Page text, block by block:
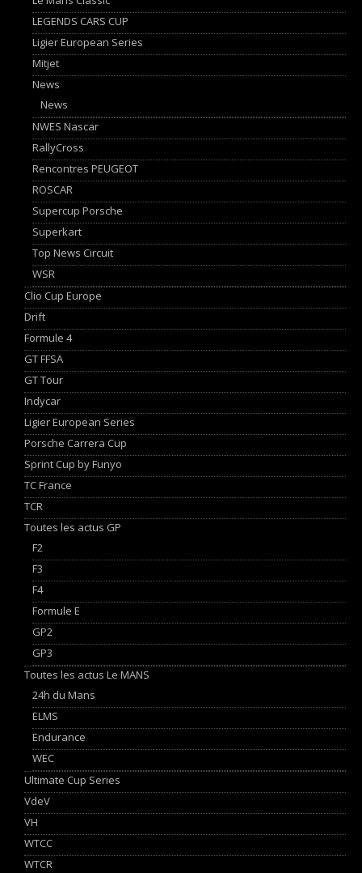
LEGENDS CARS CUP
Ligier European Series
Mitjet
News
News
NWES Nascar
RallyCross
Rencontres PEUGEOT
ROSCAR
Supercup Porsche
Superkart
Top News Circuit
WSR
Clio Cup Europe
Drift
Formule 4
GT FFSA
GT Tour
Indycar
Ligier European Series
Porsche Carrera Cup
Sprint Cup by Funyo
TC France
TCR
Toutes les actus GP
F2
F3
F4
Formule E
GP2
GP3
Toutes les actus Le MANS
24h du Mans
ELMS
Endurance
WEC
Ultimate Cup Series
VdeV
VH
WTCC
WTCR